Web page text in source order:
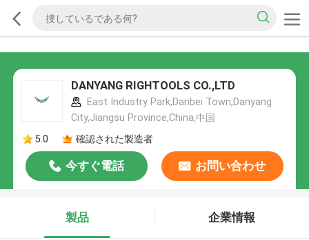
DANYANG RIGHTOOLS CO.,LTD
East Industry Park,Danbei Town,Danyang
City,Jiangsu Province,China,中国
5.0
確認された製造者
今すぐ電話 お問い合わせ
製品 企業情報